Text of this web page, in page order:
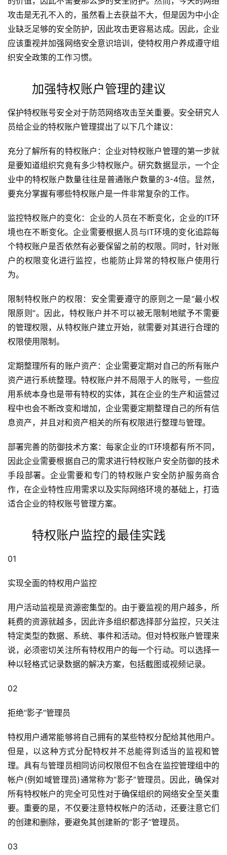
攻击是无孔不入的，虽然看上去获益不大，但是因为中小企
业缺乏足够的安全防护，因此攻击更容易达成。因此，企业
应该重视并加强网络安全意识培训，使特权用户养成遵守组
织安全政策的工作习惯。
加强特权账户管理的建议
保护特权账号安全对于防范网络攻击至关重要。安全研究人
员给企业的特权账户管理提出了以下几个建议：
充分了解所有的特权账户：企业对特权账户管理的第一步就
是要知道组织究竟有多少特权账户。研究数据显示，一个企
业中的特权账户数量往往是普通账户数量的3-4倍。显然，
要充分掌握有哪些特权账户是一件非常复杂的工作。
监控特权账户的变化：企业的人员在不断变化，企业的IT环
境也在不断变化。企业需要根据人员与IT环境的变化追踪每
个特权账户是否依然有必要保留之前的权限。同时，针对账
户的权限变化进行监控，也能防止异常的特权账户使用行
为。
限制特权账户的权限：安全需要遵守的原则之一是“最小权
限原则”。因此，特权账户并不可以被无限制地赋予不需要
的管理权限，从特权账户建立开始，就需要对其进行合理的
权限使用限制。
定期整理所有的账户资产：企业需要定期对自己的所有账户
资产进行系统整理。特权账户并不局限于人的账号，一些应
用系统本身也是带有特权的实体，其在企业的生产和运营过
程中也会不断改变和增加，企业需要定期整理自己的所有信
息资产，并且对和资产相关的所有权限进行整理与管理。
部署完善的防御技术方案：每家企业的IT环境都有所不同，
因此企业需要根据自己的需求进行特权账户安全防御的技术
手段部署。企业需要和专门的特权账户安全防护服务商合
作，在企业特性应用需求以及实际网络环境的基础上，打造
适合企业的特权账号管理方案。
特权账户监控的最佳实践
01
实现全面的特权用户监控
用户活动监视是资源密集型的。由于要监视的用户越多，所
耗费的资源就越多，因此许多组织都选择部分监控，只关注
特定类型的数据、系统、事件和活动。但对特权账户管理来
说，必须密切关注所有特权用户的每一个行动。可以选择一
种以轻格式记录数据的解决方案，包括截图或视频记录。
02
拒绝“影子”管理员
特权用户通常能够将自己拥有的某些特权分配给其他用户。
但是，以这种方式分配特权并不总能得到适当的监视和管
理。具有与管理员相同访问权限但不包含在监控管理组中的
帐户(例如域管理员)通常称为“影子”管理员。因此，确保对
所有特权帐户的完全可见性对于确保组织的网络安全至关重
要。重要的是，不仅要注意特权帐户的活动，还要注意它们
的创建和删除，要避免其创建新的“影子”管理员。
03